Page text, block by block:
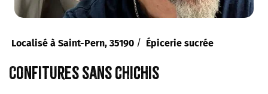
Localisé à Saint-Pern, 35190 / Épicerie sucrée
Confitures sans chichis